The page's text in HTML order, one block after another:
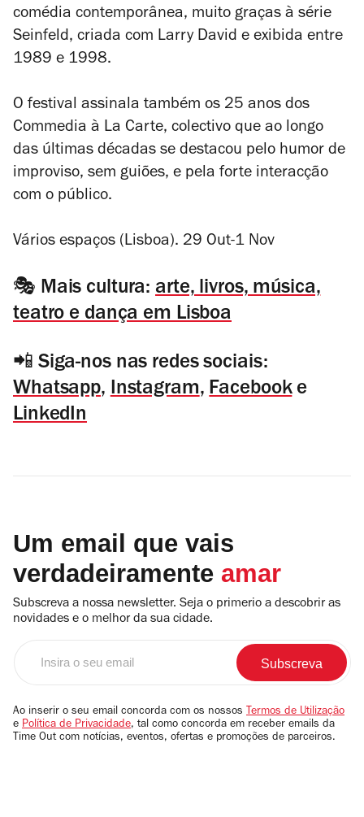
comédia contemporânea, muito graças à série
Seinfeld, criada com Larry David e exibida entre
1989 e 1998.
O festival assinala também os 25 anos dos
Commedia à La Carte, colectivo que ao longo
das últimas décadas se destacou pelo humor de
improviso, sem guiões, e pela forte interacção
com o público.
Vários espaços (Lisboa). 29 Out-1 Nov
🎭 Mais cultura: arte, livros, música,
teatro e dança em Lisboa
📲 Siga-nos nas redes sociais:
Whatsapp,Instagram,Facebooke
LinkedIn
Um email que vais
verdadeiramente amar
Subscreva a nossa newsletter. Seja o primerio a descobrir as
novidades e o melhor da sua cidade.
email
Ao inserir o seu email concorda com os nossos Termos de Utilização
e Política de Privacidade, tal como concorda em receber emails da
Time Out com notícias, eventos, ofertas e promoções de parceiros.